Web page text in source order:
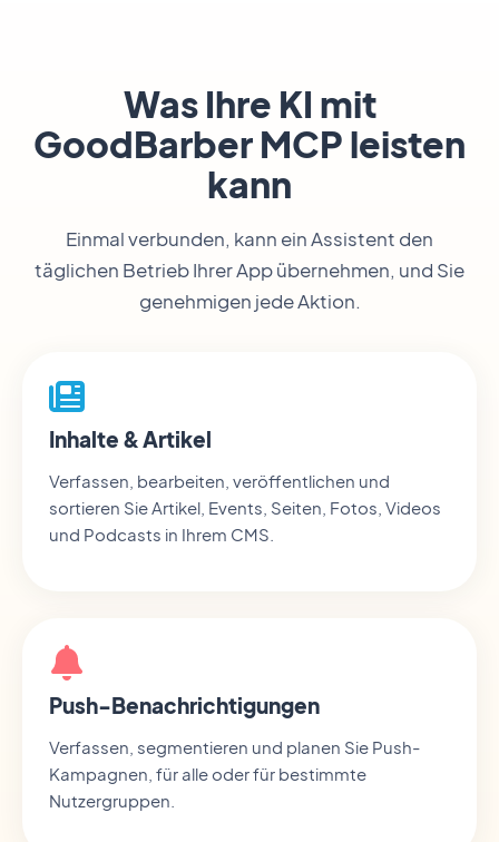
Was Ihre KI mit
GoodBarber MCP leisten
kann
Einmal verbunden, kann ein Assistent den
täglichen Betrieb Ihrer App übernehmen, und Sie
genehmigen jede Aktion.
Inhalte & Artikel
Verfassen, bearbeiten, veröffentlichen und
sortieren Sie Artikel, Events, Seiten, Fotos, Videos
und Podcasts in Ihrem CMS.
Push-Benachrichtigungen
Verfassen, segmentieren und planen Sie Push-
Kampagnen, für alle oder für bestimmte
Nutzergruppen.